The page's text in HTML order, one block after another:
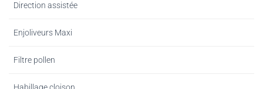
Direction assistée
Enjoliveurs Maxi
Filtre pollen